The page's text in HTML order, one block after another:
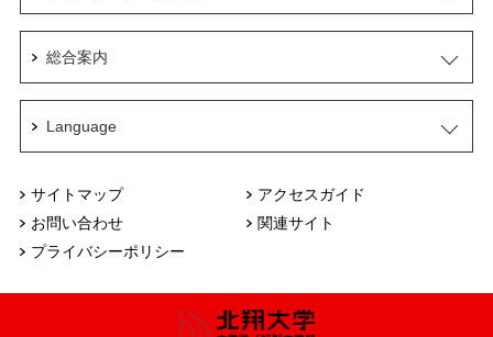
サイトマップ
アクセスガイド
お問い合わせ
関連サイト
プライバシーポリシー
総合案内
Language